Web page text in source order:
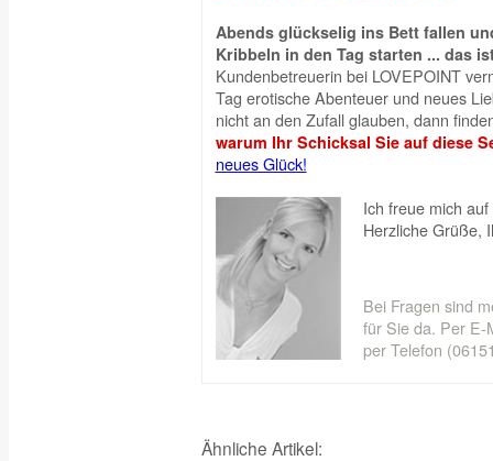
Abends glückselig ins Bett fallen
Kribbeln in den Tag starten ... das
Kundenbetreuerin bei LOVEPOINT
Tag erotische Abenteuer und neues
nicht an den Zufall glauben, dann
warum Ihr Schicksal Sie auf diese
neues Glück!
Ich freue mich auf
Herzliche Grüße,
Bei Fragen sind
für Sie da. Per E-
per Telefon
Ähnliche Artikel: